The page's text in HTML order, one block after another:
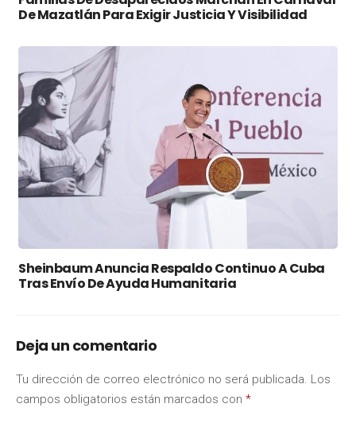
De Mazatlán Para Exigir Justicia Y Visibilidad
Sheinbaum Anuncia Respaldo Continuo A Cuba
Tras Envío De Ayuda Humanitaria
Deja un comentario
Tu dirección de correo electrónico no será publicada. Los
campos obligatorios están marcados con *